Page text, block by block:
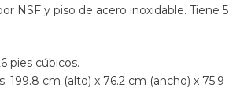
NSF y piso de acero inoxidable. Tiene 5
pies cúbicos.
199.8 cm (alto) x 76.2 cm (ancho) x 75.9